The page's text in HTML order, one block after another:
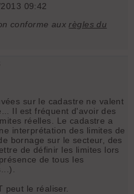
09:42
conforme aux règles du
sur le cadastre ne valent
Il est fréquent d'avoir des
réelles. Le cadastre a
interprétation des limites de
bornage sur le secteur, des
de définir les limites lors
de tous les
peut le réaliser.